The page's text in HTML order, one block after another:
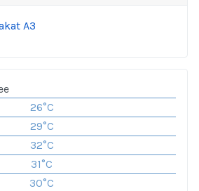
26°C
29°C
32°C
31°C
30°C